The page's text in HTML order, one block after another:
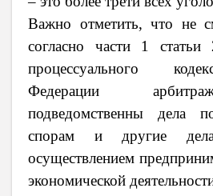
Важно отметить, что не
согласно части 1 статьи
процессуального
Федерации
подведомственны дела
спорам и другие
осуществлением
экономической